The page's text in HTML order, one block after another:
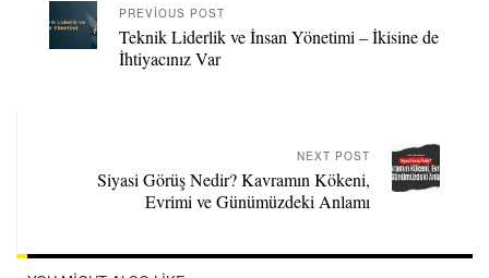
PREVIOUS POST
Teknik Liderlik ve İnsan Yönetimi – İkisine de
İhtiyacınız Var
NEXT POST
Siyasi Görüş Nedir? Kavramın Kökeni,
Evrimi ve Günümüzdeki Anlamı